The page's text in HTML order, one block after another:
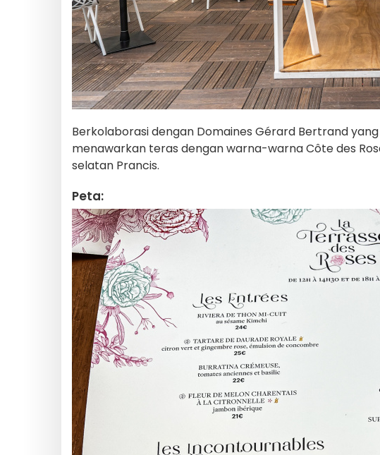
Berkolaborasi dengan Domaines Gérard Bertrand
menawarkan teras dengan warna-warna Côte des
selatan Prancis.
Peta: